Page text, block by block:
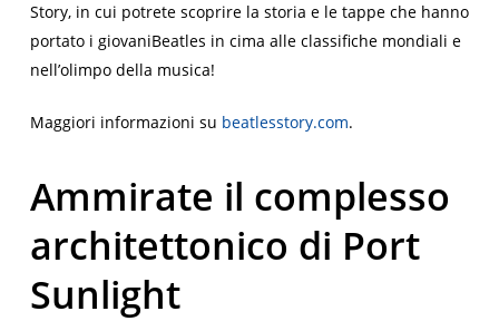
Story, in cui potrete scoprire la storia e le tappe che hanno
portato i giovaniBeatles in cima alle classifiche mondiali e
nell’olimpo della musica!
Maggiori informazioni su beatlesstory.com.
Ammirate il complesso
architettonico di Port
Sunlight